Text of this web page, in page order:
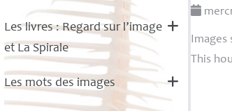
Les livres : Regard sur l’image
et La Spirale
Les mots des images
Images
This